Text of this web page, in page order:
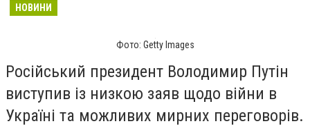
НОВИНИ
Фото: Getty Images
Російський президент Володимир Путін
виступив із низкою заяв щодо війни в
Україні та можливих мирних переговорів.